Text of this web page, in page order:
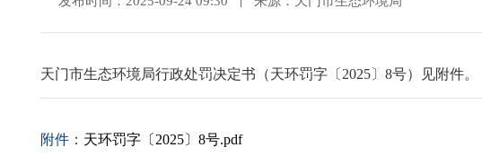
天门市生态环境局行政处罚决定书（天环罚字〔2025〕8号）见附件。
附件： 天环罚字〔2025〕8号.pdf